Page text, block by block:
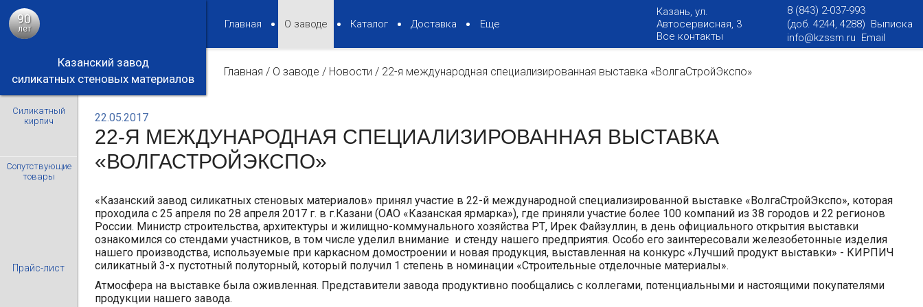
Казанский завод
силикатных стеновых материалов
90
лет Главная О заводе Каталог Доставка Еще
Казань, ул.
Автосервисная, 3
Все контакты
8 (843) 2-037-993
(доб. 4244, 4288) Выписка
info@kzssm.ru Email
Главная / О заводе / Новости / 22-я международная специализированная выставка «ВолгаСтройЭкспо»
Силикатный
кирпич
Сопутствующие
товары
Прайс-лист
22.05.2017
22-Я МЕЖДУНАРОДНАЯ СПЕЦИАЛИЗИРОВАННАЯ ВЫСТАВКА
«ВОЛГАСТРОЙЭКСПО»
«Казанский завод силикатных стеновых материалов» принял участие в 22-й международной специализированной выставке «ВолгаСтройЭкспо», которая
проходила с 25 апреля по 28 апреля 2017 г. в г.Казани (ОАО «Казанская ярмарка»), где приняли участие более 100 компаний из 38 городов и 22 регионов
России. Министр строительства, архитектуры и жилищно-коммунального хозяйства РТ, Ирек Файзуллин, в день официального открытия выставки
ознакомился со стендами участников, в том числе уделил внимание и стенду нашего предприятия. Особо его заинтересовали железобетонные изделия
нашего производства, используемые при каркасном домостроении и новая продукция, выставленная на конкурс «Лучший продукт выставки» - КИРПИЧ
силикатный 3-х пустотный полуторный, который получил 1 степень в номинации «Строительные отделочные материалы».
Атмосфера на выставке была оживленная. Представители завода продуктивно пообщались с коллегами, потенциальными и настоящими покупателями
продукции нашего завода.